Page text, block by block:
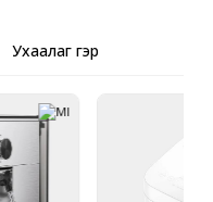
Ухаалаг гэр